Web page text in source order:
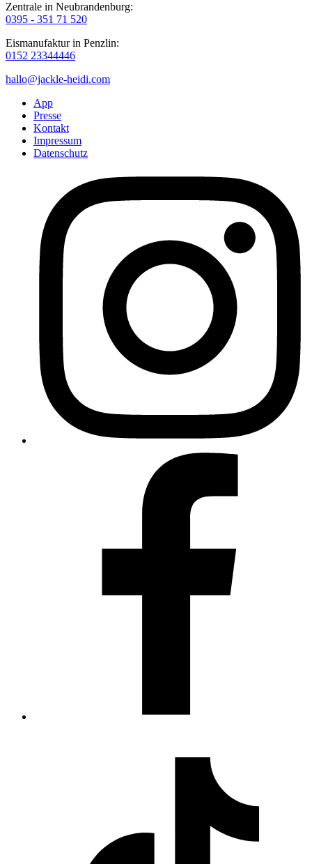
Zentrale in Neubrandenburg:
0395 - 351 71 520
Eismanufaktur in Penzlin:
0152 23344446
hallo@jackle-heidi.com
App
Presse
Kontakt
Impressum
Datenschutz